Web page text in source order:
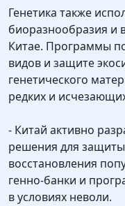
Генетика также
биоразнообразия и
Китае. Программы
видов и защите
генетического
редких и
- Китай активно
решения для защиты
восстановления
генно-банки и
в условиях неволи.